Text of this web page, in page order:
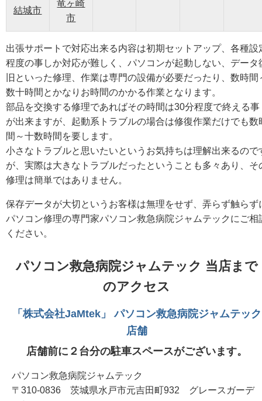
結城市
竜ヶ崎
市
出張サポートで対応出来る内容は初期セットアップ、各種設
程度の事しか対応が難しく、パソコンが起動しない、データ
旧といった修理、作業は専門の設備が必要だったり、数時間
数十時間とかなりお時間のかかる作業となります。
部品を交換する修理であればその時間は30分程度で終える事
が出来ますが、起動系トラブルの場合は修復作業だけでも数
間～十数時間を要します。
小さなトラブルと思いたいというお気持ちは理解出来るので
が、実際は大きなトラブルだったということも多々あり、そ
修理は簡単ではありません。
保存データが大切というお客様は無理をせず、弄らず触らず
パソコン修理の専門家パソコン救急病院ジャムテックにご相
ください。
パソコン救急病院ジャムテック 当店まで
のアクセス
「株式会社JaMtek」 パソコン救急病院ジャムテック
店舗
店舗前に２台分の駐車スペースがございます。
パソコン救急病院ジャムテック
〒310-0836 茨城県水戸市元吉田町932 グレースガーデ